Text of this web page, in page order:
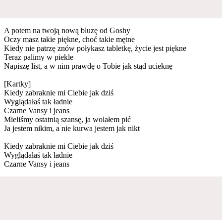
A potem na twoją nową bluzę od Goshy
Oczy masz takie piękne, choć takie mętne
Kiedy nie patrzę znów połykasz tabletkę, życie jest piękne
Teraz palimy w piekle
Napiszę list, a w nim prawdę o Tobie jak stąd ucieknę
[Kartky]
Kiedy zabraknie mi Ciebie jak dziś
Wyglądałaś tak ładnie
Czarne Vansy i jeans
Mieliśmy ostatnią szansę, ja wolałem pić
Ja jestem nikim, a nie kurwa jestem jak nikt
Kiedy zabraknie mi Ciebie jak dziś
Wyglądałaś tak ładnie
Czarne Vansy i jeans